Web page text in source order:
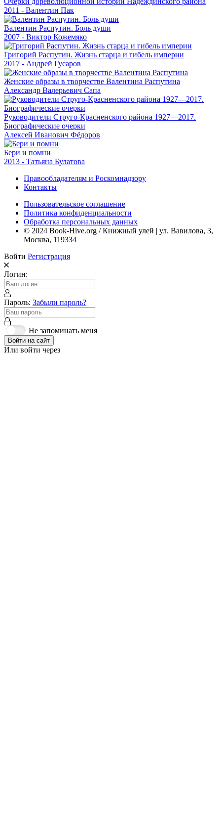
2011 - Валентин Пак
Валентин Распутин. Боль души
2007 - Виктор Кожемяко
Григорий Распутин. Жизнь старца и гибель империи
2017 - Андрей Гусаров
Женские образы в творчестве Валентина Распутина
Александр Валерьевич Сапа
Руководители Струго-Красненского района 1927—2017.
Биографические очерки
Алексей Иванович Фёдоров
Бери и помни
2013 - Татьяна Булатова
Правообладателям и Роскомнадзору
Контакты
Пользовательское соглашение
Политика конфиденциальности
Обработка персональных данных
© 2024 Book-Hive.org / Книжный улей | ул. Вавилова, 3,
Москва, 119334
Войти Регистрация
Логин:
Пароль: Забыли пароль?
Не запоминать меня
Войти на сайт
Или войти через